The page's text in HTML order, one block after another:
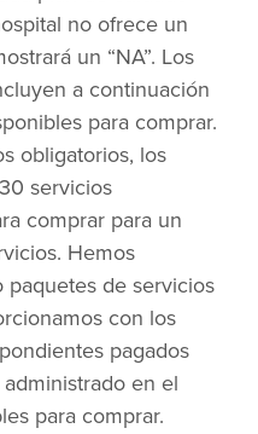
no ofrece un
un “NA”. Los
a continuación
para comprar.
obligatorios, los
servicios
comprar para un
Hemos
de servicios
con los
pagados
en el
para comprar.